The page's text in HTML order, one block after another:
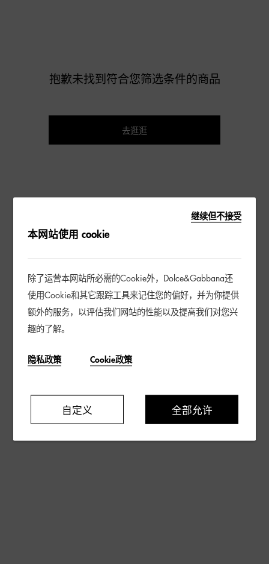
抱歉未找到符合您筛选条件的商品
去逛逛
继续但不接受
本网站使用 cookie
除了运营本网站所必需的Cookie外，Dolce&Gabbana还
使用Cookie和其它跟踪工具来记住您的偏好，并为你提供
额外的服务，以评估我们网站的性能以及提高我们对您兴
趣的了解。
隐私政策 Cookie政策
自定义 全部允许